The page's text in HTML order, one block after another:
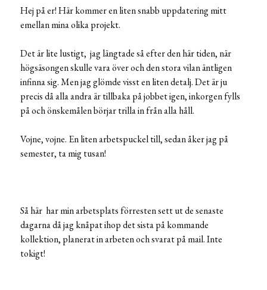
Hej på er! Här kommer en liten snabb uppdatering mitt
emellan mina olika projekt.
Det är lite lustigt, jag längtade så efter den här tiden, när
högsäsongen skulle vara över och den stora vilan äntligen
infinna sig. Men jag glömde visst en liten detalj. Det är ju
precis då alla andra är tillbaka på jobbet igen, inkorgen fylls
på och önskemålen börjar trilla in från alla håll.
Vojne, vojne. En liten arbetspuckel till, sedan åker jag på
semester, ta mig tusan!
Så här har min arbetsplats förresten sett ut de senaste
dagarna då jag knåpat ihop det sista på kommande
kollektion, planerat in arbeten och svarat på mail. Inte
tokigt!